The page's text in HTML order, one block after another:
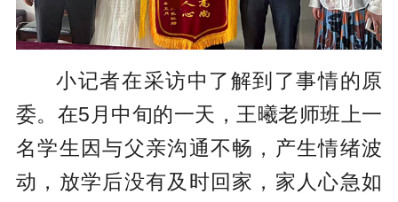
小记者在采访中了解到了事情的原
委。在5月中旬的一天，王曦老师班上一
名学生因与父亲沟通不畅，产生情绪波
动，放学后没有及时回家，家人心急如